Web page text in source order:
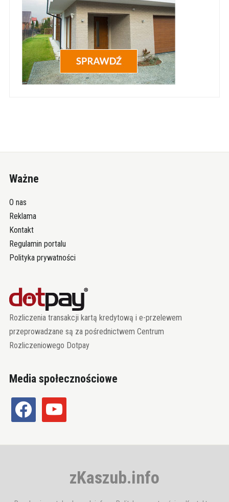
Ważne
O nas
Reklama
Kontakt
Regulamin portalu
Polityka prywatności
Rozliczenia transakcji kartą kredytową i e-przelewem
przeprowadzane są za pośrednictwem Centrum
Rozliczeniowego Dotpay
Media społecznościowe
facebook youtube
zKaszub.info